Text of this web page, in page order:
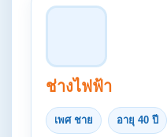
ช่างไฟฟ้า
เพศ ชาย อายุ 40 ปี